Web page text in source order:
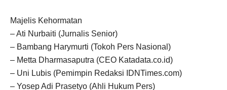
Majelis Kehormatan
– Ati Nurbaiti (Jurnalis Senior)
– Bambang Harymurti (Tokoh Pers Nasional)
– Metta Dharmasaputra (CEO Katadata.co.id)
– Uni Lubis (Pemimpin Redaksi IDNTimes.com)
– Yosep Adi Prasetyo (Ahli Hukum Pers)